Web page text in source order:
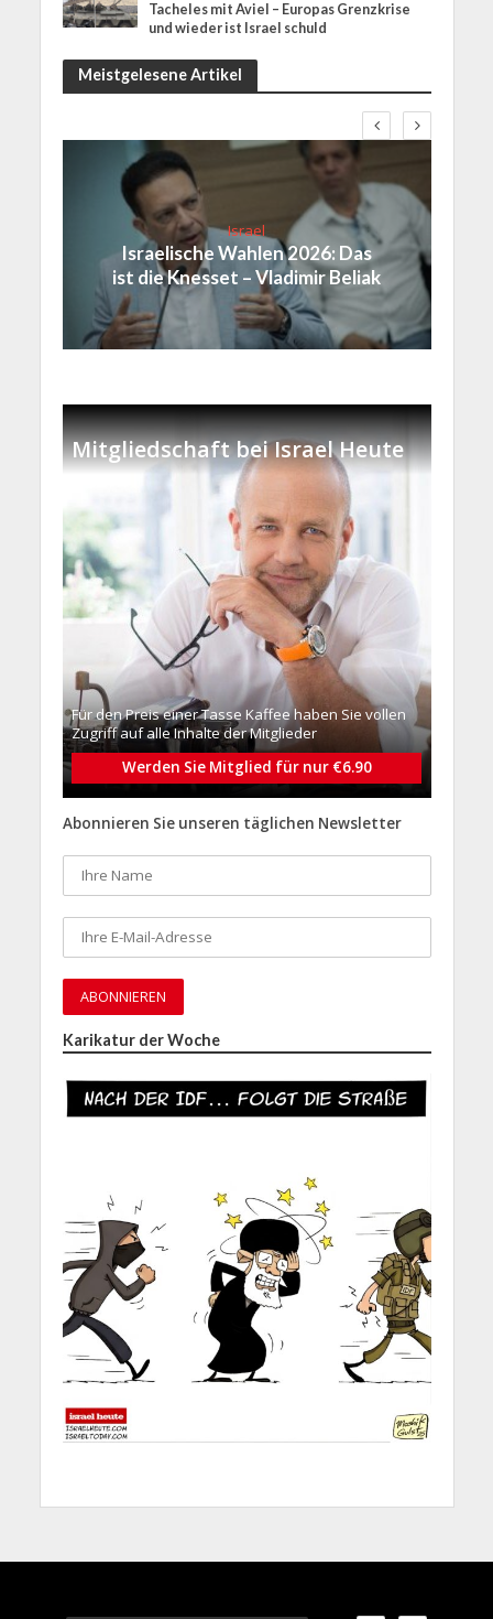
Tacheles mit Aviel – Europas Grenzkrise
und wieder ist Israel schuld
Meistgelesene Artikel
Israel
Israelische Wahlen 2026: Das
ist die Knesset – Vladimir Beliak
Mitgliedschaft bei Israel Heute
Für den Preis einer Tasse Kaffee haben Sie vollen
Zugriff auf alle Inhalte der Mitglieder
Werden Sie Mitglied für nur €6.90
Abonnieren Sie unseren täglichen Newsletter
Karikatur der Woche